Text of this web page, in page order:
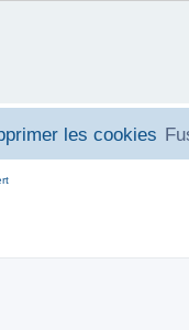
les cookies